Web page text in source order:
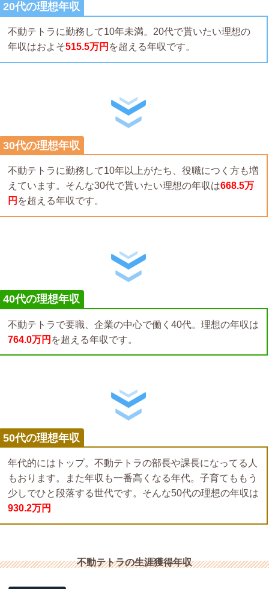
20代の理想年収
不動テトラに勤務して10年未満。20代で貰いたい理想の
年収はおよそ515.5万円 を超える年収です。
30代の理想年収
不動テトラに勤務して10年以上がたち、役職につく方も増
えています。そんな30代で貰いたい理想の年収は668.5万
円 を超える年収です。
40代の理想年収
不動テトラで要職、企業の中心で働く40代。理想の年収は
764.0万円 を超える年収です。
50代の理想年収
年代的にはトップ。不動テトラの部長や課長になってる人
もおります。また年収も一番高くなる年代。子育てももう
少しでひと段落する世代です。そんな50代の理想の年収は
930.2万円
不動テトラの生涯獲得年収